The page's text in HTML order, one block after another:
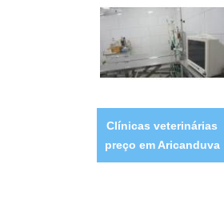
Clínicas veterinárias
preço em Aricanduva